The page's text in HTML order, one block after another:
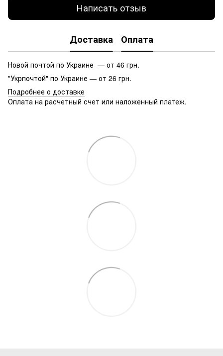
Написать отзыв
Доставка Оплата
Новой почтой по Украине — от 46 грн.
"Укрпочтой" по Украине — от 26 грн.
Подробнее о доставке
Оплата на расчетный счет или наложенный платеж.